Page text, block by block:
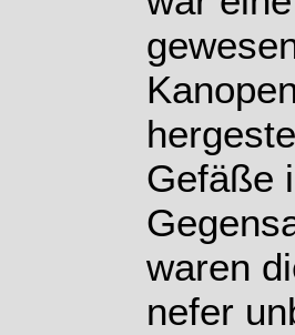
Gefäße
waren
nefer